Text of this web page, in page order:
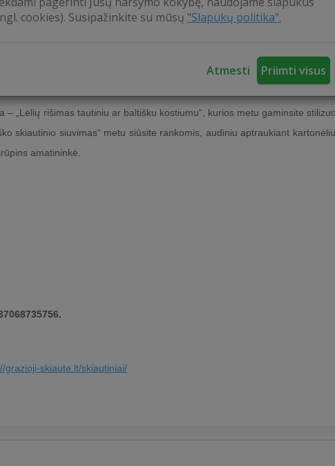
cookies). Susipažinkite su mūsų "Slapukų politika".
Atmesti Priimti visus
kantrybės, darbo ir laiko reikia sugaišti, norint į vieną darnų
meno ir sudominti bei įtraukti dalyvius į edukacijos veiklas.
„Lėlių rišimas tautiniu ar baltišku kostiumu“, kurios metu gaminsite
skiautinio siuvimas“ metu siūsite rankomis, audiniu aptraukiant
amatininkė.
grazioji-skiaute.lt/skiautiniai/